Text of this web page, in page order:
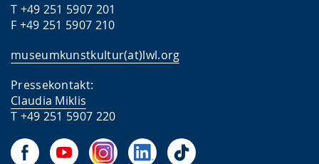
T +49 251 5907 201
F +49 251 5907 210
museumkunstkultur(at)lwl.org
Pressekontakt:
Claudia Miklis
T +49 251 5907 220